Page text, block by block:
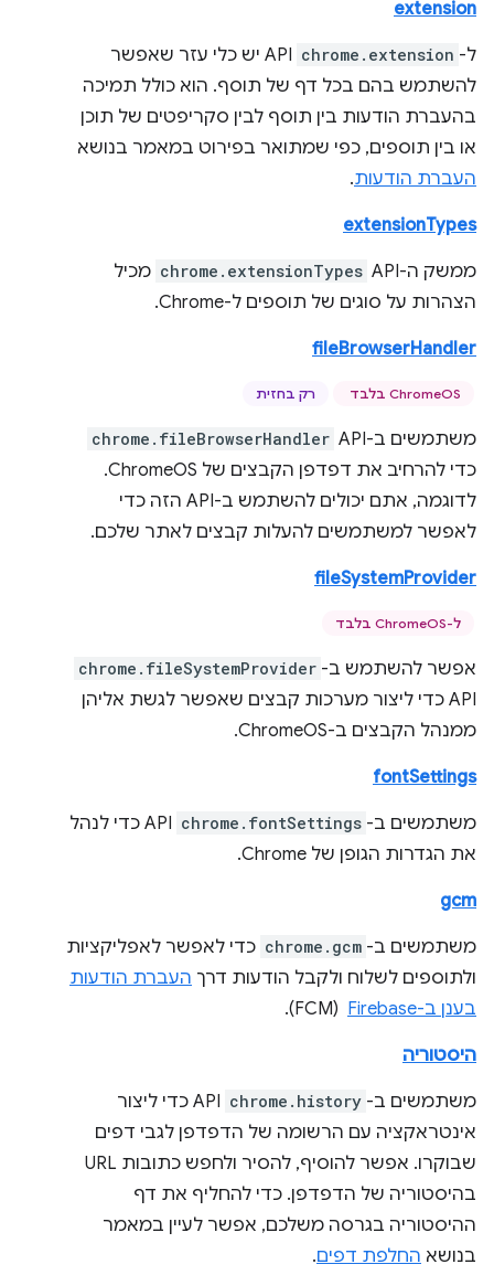
extension
ל- chrome.extension
API יש כלי עזר שאפשר
להשתמש בהם בכל דף של תוסף. הוא כולל תמיכה
בהעברת הודעות בין תוסף לבין סקריפטים של תוכן
או בין תוספים, כפי שמתואר בפירוט במאמר בנושא
העברת הודעות.
extensionTypes
ממשק ה-API‏ chrome.extensionTypes מכיל
הצהרות על סוגים של תוספים ל-Chrome.
fileBrowserHandler
ChromeOS בלבד רק בחזית
משתמשים ב-API ‏ chrome.fileBrowserHandler
כדי להרחיב את דפדפן הקבצים של ChromeOS.
לדוגמה, אתם יכולים להשתמש ב-API הזה כדי
לאפשר למשתמשים להעלות קבצים לאתר שלכם.
fileSystemProvider
ל-ChromeOS בלבד
אפשר להשתמש ב- chrome.fileSystemProvider
API כדי ליצור מערכות קבצים שאפשר לגשת אליהן
ממנהל הקבצים ב-ChromeOS.
fontSettings
משתמשים ב- chrome.fontSettings
API כדי לנהל
את הגדרות הגופן של Chrome.
gcm
משתמשים ב- chrome.gcm כדי לאפשר לאפליקציות
ולתוספים לשלוח ולקבל הודעות דרך העברת הודעות
בענן ב-Firebase
‏ (FCM).
היסטוריה
משתמשים ב- chrome.history
API כדי ליצור
אינטראקציה עם הרשומה של הדפדפן לגבי דפים
שבוקרו. אפשר להוסיף, להסיר ולחפש כתובות URL
בהיסטוריה של הדפדפן. כדי להחליף את דף
ההיסטוריה בגרסה משלכם, אפשר לעיין במאמר
בנושא החלפת דפים.